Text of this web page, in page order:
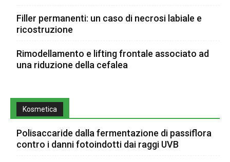
Filler permanenti: un caso di necrosi labiale e
ricostruzione
Rimodellamento e lifting frontale associato ad
una riduzione della cefalea
Kosmetica
Polisaccaride dalla fermentazione di passiflora
contro i danni fotoindotti dai raggi UVB